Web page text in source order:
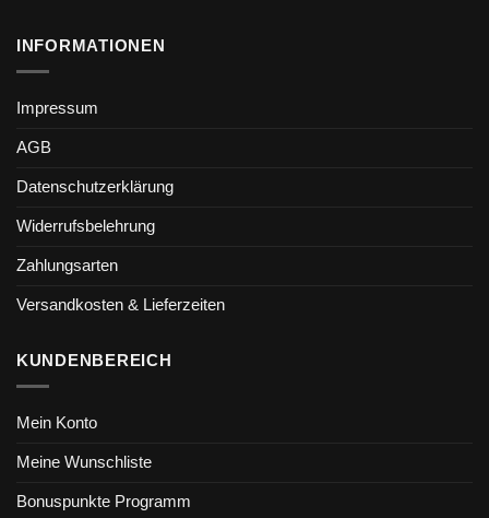
INFORMATIONEN
Impressum
AGB
Datenschutzerklärung
Widerrufsbelehrung
Zahlungsarten
Versandkosten & Lieferzeiten
KUNDENBEREICH
Mein Konto
Meine Wunschliste
Bonuspunkte Programm